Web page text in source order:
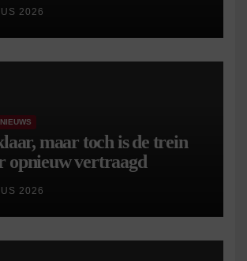
2026
NIEUWS
maar toch is de trein
opnieuw vertraagd
2026